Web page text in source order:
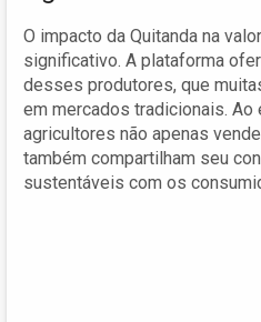
O impacto da Quitanda na
significativo. A plataforma
desses produtores, que
em mercados tradicionais.
agricultores não apenas
também compartilham seu
sustentáveis com os